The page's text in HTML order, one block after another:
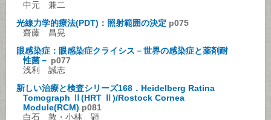
中元 兼二
光線力学的療法(PDT)：照射範囲の決定 p075
齋藤 昌晃
眼感染症：眼感染症クライシス－世界の感染症と薬剤耐
性菌－ p077
浅利 誠志
新しい治療と検査シリーズ168．Heidelberg Ratina
Tomograph Ⅱ(HRT Ⅱ)/Rostock Cornea
Module(RCM) p081
白石 敦・小林 顕